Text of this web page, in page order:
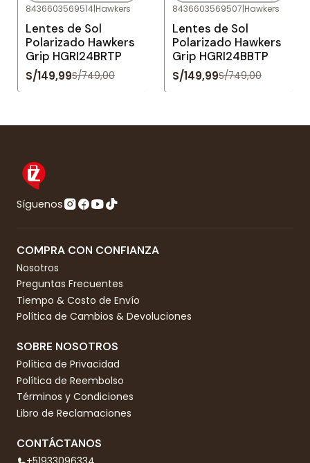
Agotado
8436603569514|Hawkers
Lentes de Sol
Polarizado Hawkers
Grip HGRI24BRTP
S/149,99S/749,00
Agotado
8436603569507|Hawkers
Lentes de Sol
Polarizado Hawkers
Grip HGRI24BBTP
S/149,99S/749,00
Síguenos
COMPRA CON CONFIANZA
Nosotros
Preguntas Frecuentes
Tiempo & Costo de Envío
Política de Cambios & Devoluciones
SOBRE NOSOTROS
Política de Privacidad
Política de Reembolso
Términos y Condiciones
Libro de Reclamaciones
CONTÁCTANOS